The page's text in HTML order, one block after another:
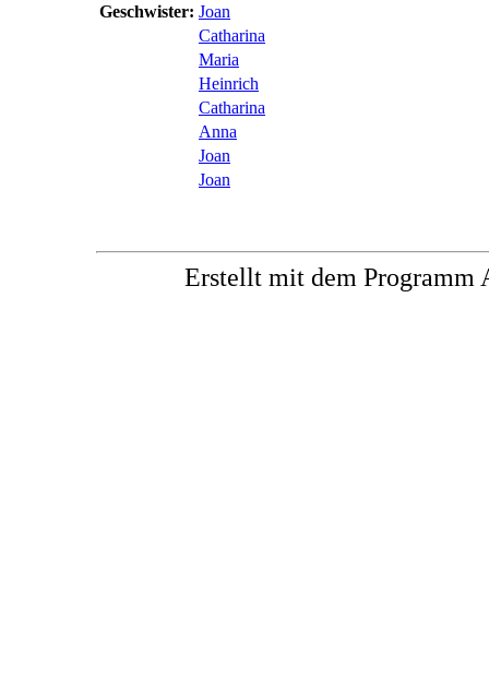
Geschwister: Joan
Catharina
Maria
Heinrich
Catharina
Anna
Joan
Joan
Erstellt mit dem